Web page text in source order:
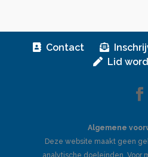
Contact
Lid
Algemene
Deze website maakt geen
analytische doeleinden. Voor